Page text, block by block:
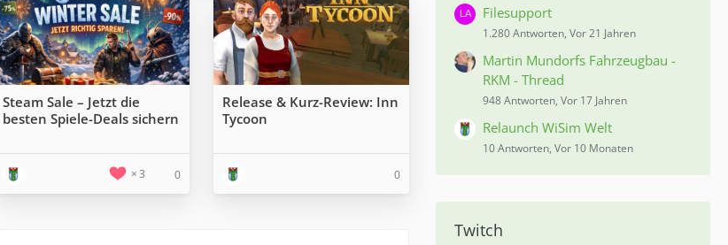
Steam Sale – Jetzt die
besten Spiele-Deals sichern
3 0
Release & Kurz-Review: Inn
Tycoon
0
Filesupport
1.280 Antworten, Vor 21 Jahren
Martin Mundorfs Fahrzeugbau -
RKM - Thread
948 Antworten, Vor 17 Jahren
Relaunch WiSim Welt
10 Antworten, Vor 10 Monaten
Twitch